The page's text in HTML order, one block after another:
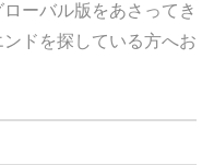
ーバル版をあさってき
ドを探している方へお